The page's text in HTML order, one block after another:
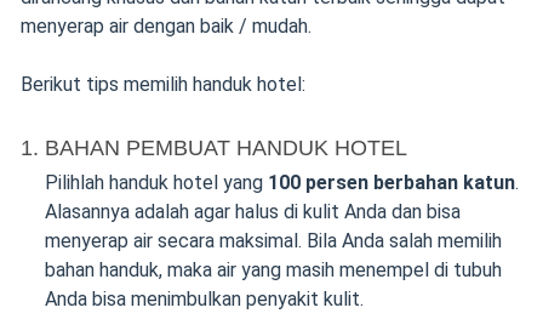
menyerap air dengan baik / mudah.
Berikut tips memilih handuk hotel:
1. BAHAN PEMBUAT HANDUK HOTEL
Pilihlah handuk hotel yang 100 persen berbahan katun.
Alasannya adalah agar halus di kulit Anda dan bisa
menyerap air secara maksimal. Bila Anda salah memilih
bahan handuk, maka air yang masih menempel di tubuh
Anda bisa menimbulkan penyakit kulit.